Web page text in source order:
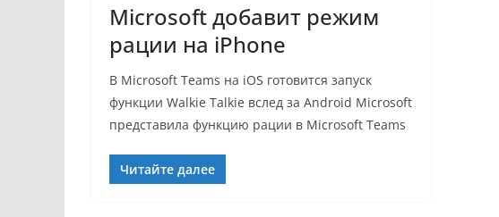
Microsoft добавит режим
рации на iPhone
В Microsoft Teams на iOS готовится запуск
функции Walkie Talkie вслед за Android Microsoft
представила функцию рации в Microsoft Teams
Читайте далее